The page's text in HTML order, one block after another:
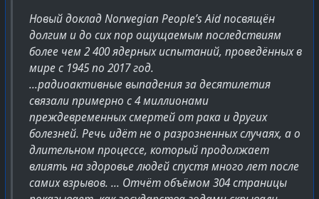
Новый доклад Norwegian People’s Aid посвящён
долгим и до сих пор ощущаемым последствиям
более чем 2 400 ядерных испытаний, проведённых в
мире с 1945 по 2017 год.
...радиоактивные выпадения за десятилетия
связали примерно с 4 миллионами
преждевременных смертей от рака и других
болезней. Речь идёт не о разрозненных случаях, а о
длительном процессе, который продолжает
влиять на здоровье людей спустя много лет после
самих взрывов. ... Отчёт объёмом 304 страницы